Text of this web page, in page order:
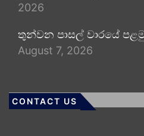
2026
තුන්වන පාසල් වාරයේ
August 7, 2026
CONTACT US